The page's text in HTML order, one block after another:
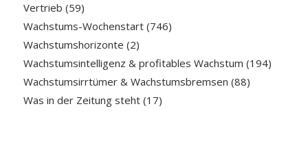
Vertrieb (59)
Wachstums-Wochenstart(746)
Wachstumshorizonte (2)
Wachstumsintelligenz & profitables Wachstum (194)
Wachstumsirrtümer & Wachstumsbremsen (88)
Was in der Zeitung steht(17)